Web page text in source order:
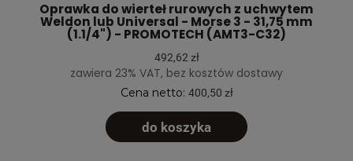
Oprawka do wierteł rurowych z uchwytem
Weldon lub Universal - Morse 3 - 31,75 mm
(1.1/4") - PROMOTECH (AMT3-C32)
492,62 zł
zawiera 23% VAT, bez kosztów dostawy
Cena netto: 400,50 zł
do koszyka